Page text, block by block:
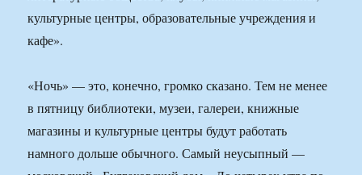
культурные центры, образовательные учреждения и
кафе».
«Ночь» — это, конечно, громко сказано. Тем не менее
в пятницу библиотеки, музеи, галереи, книжные
магазины и культурные центры будут работать
намного дольше обычного. Самый неусыпный —